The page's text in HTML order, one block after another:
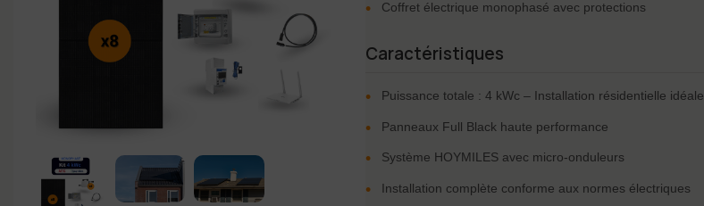
• Coffret électrique monophasé avec protections
Caractéristiques
• Puissance totale : 4 kWc – Installation résidentielle idéale
• Panneaux Full Black haute performance
• Système HOYMILES avec micro-onduleurs
• Installation complète conforme aux normes électriques